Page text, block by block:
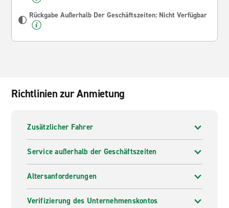
Rückgabe Außerhalb Der Geschäftszeiten: Nicht Verfügbar
Richtlinien zur Anmietung
Zusätzlicher Fahrer
Service außerhalb der Geschäftszeiten
Altersanforderungen
Verifizierung des Unternehmenskontos